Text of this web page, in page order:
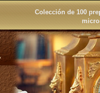
Colección de 100